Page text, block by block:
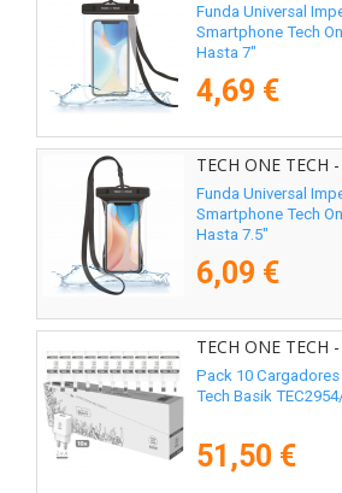
Funda Universal
Smartphone Tech
Hasta 7"
4,69 €
TECH ONE TECH
Funda Universal
Smartphone Tech
Hasta 7.5"
6,09 €
TECH ONE TECH
Pack 10
Tech Basik
51,50 €